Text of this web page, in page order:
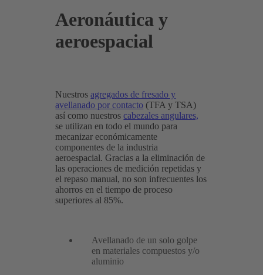
Aeronáutica y
aeroespacial
Nuestrosagregados de fresado y
avellanado por contacto (TFA y TSA)
así como nuestroscabezales angulares,
se utilizan en todo el mundo para
mecanizar económicamente
componentes de la industria
aeroespacial. Gracias a la eliminación de
las operaciones de medición repetidas y
el repaso manual, no son infrecuentes los
ahorros en el tiempo de proceso
superiores al 85%.
Avellanado de un solo golpe
en materiales compuestos y/o
aluminio